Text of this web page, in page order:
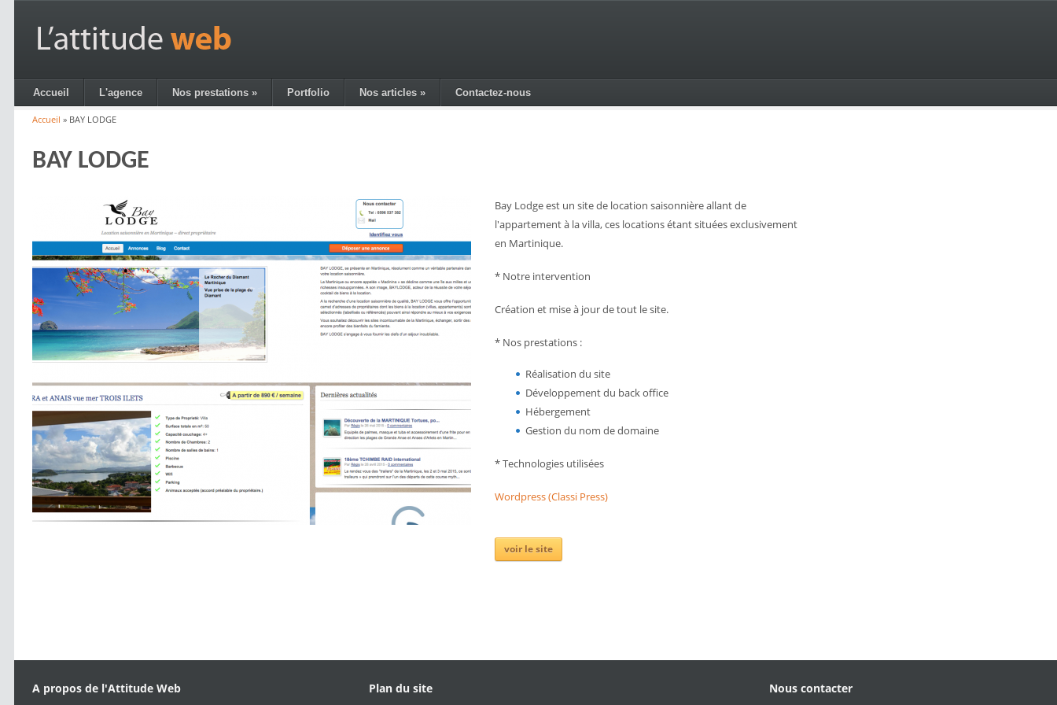
L'Attitude
Web
Accueil L'agence Nos prestations » Portfolio Nos articles » Contactez-nous
Accueil » BAY LODGE
BAY LODGE
Bay Lodge est un site de location saisonnière allant de
l'appartement à la villa, ces locations étant situées exclusivement
en Martinique.
* Notre intervention
Création et mise à jour de tout le site.
* Nos prestations :
Réalisation du site
Développement du back office
Hébergement
Gestion du nom de domaine
* Technologies utilisées
Wordpress (Classi Press)
voir le site
A propos de l'Attitude Web Plan du site Nous contacter